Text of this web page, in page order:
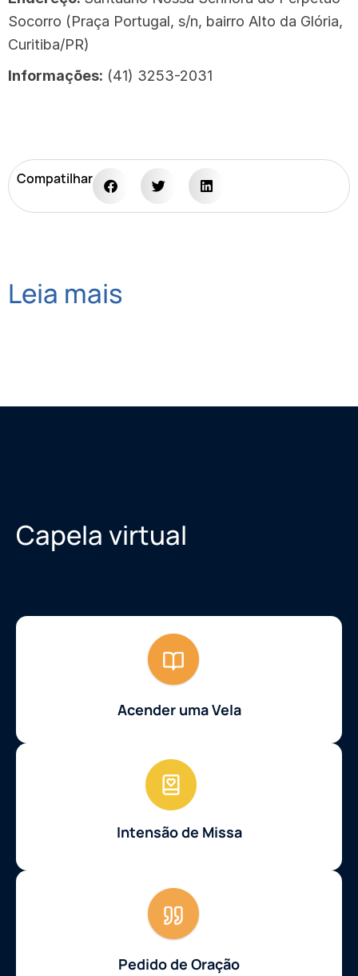
Socorro (Praça Portugal, s/n, bairro Alto da Glória,
Curitiba/PR)
Informações: (41) 3253-2031
Compatilhar
Leia mais
Capela virtual
Acender uma Vela
Intensão de Missa
Pedido de Oração